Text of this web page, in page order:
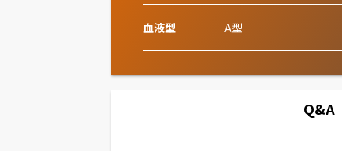
血液型 A型
Q&A